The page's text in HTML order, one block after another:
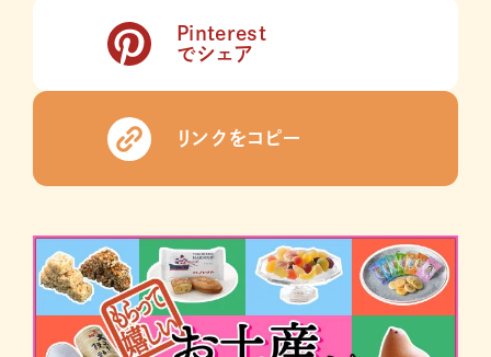
Pinterest
でシェア
リンクをコピー